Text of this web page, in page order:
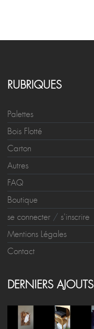
RUBRIQUES
Palettes
Bois Flotté
Carton
Autres
FAQ
Boutique
se connecter / s'inscrire
Mentions Légales
Contact
DERNIERS AJOUTS